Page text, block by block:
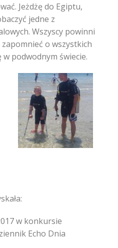
Jeżdżę do Egiptu,
jedne z
Wszyscy powinni
o wszystkich
podwodnym świecie.
w konkursie
Echo Dnia